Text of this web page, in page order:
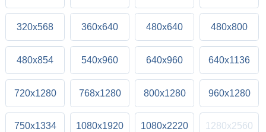
320x568 360x640 480x640 480x800
480x854 540x960 640x960 640x1136
720x1280 768x1280 800x1280 960x1280
750x1334 1080x1920 1080x2220 1280x2560